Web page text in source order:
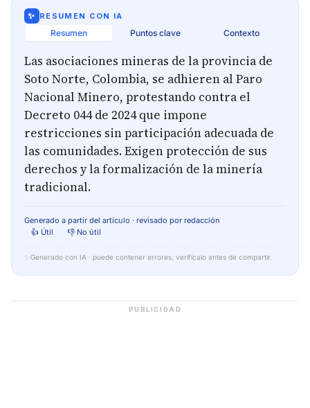
✨ RESUMEN CON IA
Resumen Puntos clave Contexto
Las asociaciones mineras de la provincia de
Soto Norte, Colombia, se adhieren al Paro
Nacional Minero, protestando contra el
Decreto 044 de 2024 que impone
restricciones sin participación adecuada de
las comunidades. Exigen protección de sus
derechos y la formalización de la minería
tradicional.
Generado a partir del artículo · revisado por redacción
👍 Útil
👎 No útil
✨ Generado con IA · puede contener errores, verifícalo antes de compartir.
PUBLICIDAD